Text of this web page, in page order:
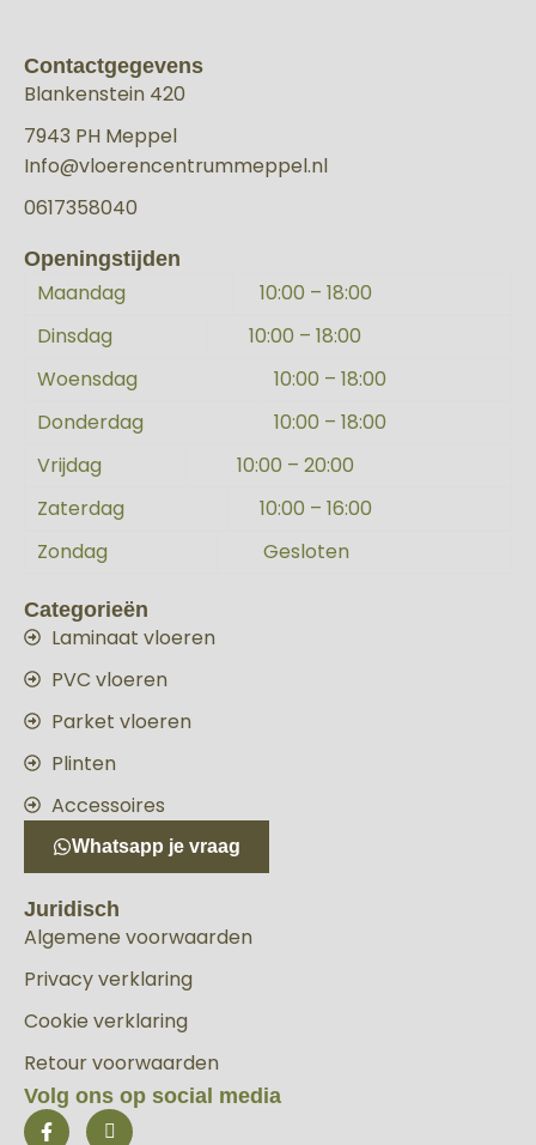
Contactgegevens
Blankenstein 420
7943 PH Meppel
Info@vloerencentrummeppel.nl
0617358040
Openingstijden
Maandag
10:00 – 18:00
Dinsdag
10:00 – 18:00
Woensdag
10:00 – 18:00
Donderdag
10:00 – 18:00
Vrijdag
10:00 – 20:00
Zaterdag
10:00 – 16:00
Zondag
Gesloten
Categorieën
Laminaat vloeren
PVC vloeren
Parket vloeren
Plinten
Accessoires
Whatsapp je vraag
Juridisch
Algemene voorwaarden
Privacy verklaring
Cookie verklaring
Retour voorwaarden
Volg ons op social media